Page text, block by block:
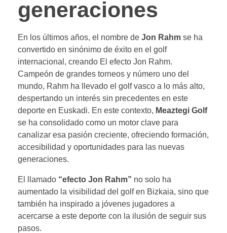
generaciones
En los últimos años, el nombre de Jon Rahm se ha
convertido en sinónimo de éxito en el golf
internacional, creando El efecto Jon Rahm.
Campeón de grandes torneos y número uno del
mundo, Rahm ha llevado el golf vasco a lo más alto,
despertando un interés sin precedentes en este
deporte en Euskadi. En este contexto, Meaztegi Golf
se ha consolidado como un motor clave para
canalizar esa pasión creciente, ofreciendo formación,
accesibilidad y oportunidades para las nuevas
generaciones.
El llamado “efecto Jon Rahm” no solo ha
aumentado la visibilidad del golf en Bizkaia, sino que
también ha inspirado a jóvenes jugadores a
acercarse a este deporte con la ilusión de seguir sus
pasos.